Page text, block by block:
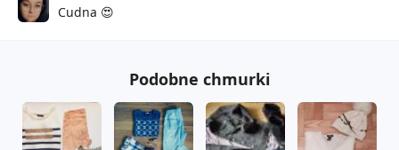
Cudna 😍
Podobne chmurki